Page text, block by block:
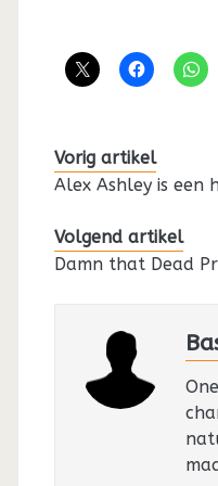
Vorig artikel
Alex Ashley is een
Volgend artikel
Damn that Dead